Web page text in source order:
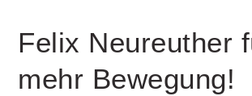
Felix Neureuther
mehr Bewegung!